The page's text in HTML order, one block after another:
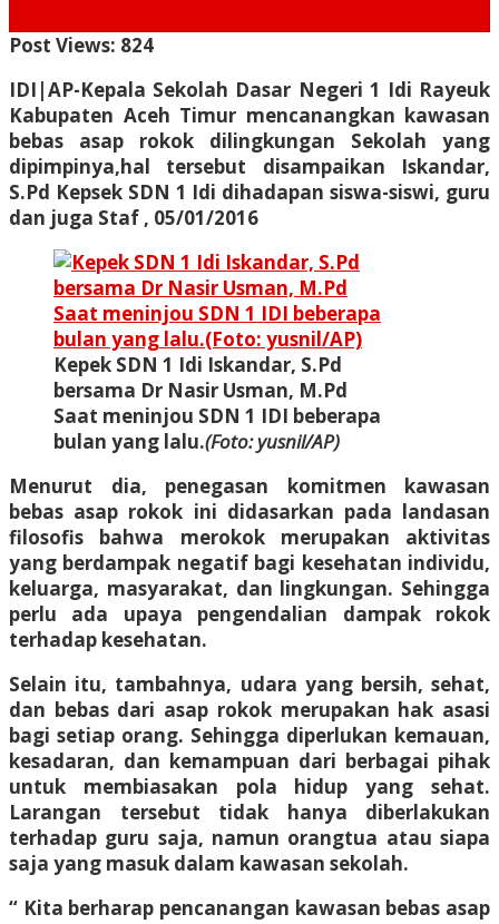
Post Views: 824
IDI|AP-Kepala Sekolah Dasar Negeri 1 Idi Rayeuk
Kabupaten Aceh Timur mencanangkan kawasan
bebas asap rokok dilingkungan Sekolah yang
dipimpinya,hal tersebut disampaikan Iskandar,
S.Pd Kepsek SDN 1 Idi dihadapan siswa-siswi, guru
dan juga Staf , 05/01/2016
Kepek SDN 1 Idi Iskandar, S.Pd
bersama Dr Nasir Usman, M.Pd
Saat meninjou SDN 1 IDI beberapa
bulan yang lalu.(Foto: yusnil/AP)
Menurut dia, penegasan komitmen kawasan
bebas asap rokok ini didasarkan pada landasan
filosofis bahwa merokok merupakan aktivitas
yang berdampak negatif bagi kesehatan individu,
keluarga, masyarakat, dan lingkungan. Sehingga
perlu ada upaya pengendalian dampak rokok
terhadap kesehatan.
Selain itu, tambahnya, udara yang bersih, sehat,
dan bebas dari asap rokok merupakan hak asasi
bagi setiap orang. Sehingga diperlukan kemauan,
kesadaran, dan kemampuan dari berbagai pihak
untuk membiasakan pola hidup yang sehat.
Larangan tersebut tidak hanya diberlakukan
terhadap guru saja, namun orangtua atau siapa
saja yang masuk dalam kawasan sekolah.
“ Kita berharap pencanangan kawasan bebas asap